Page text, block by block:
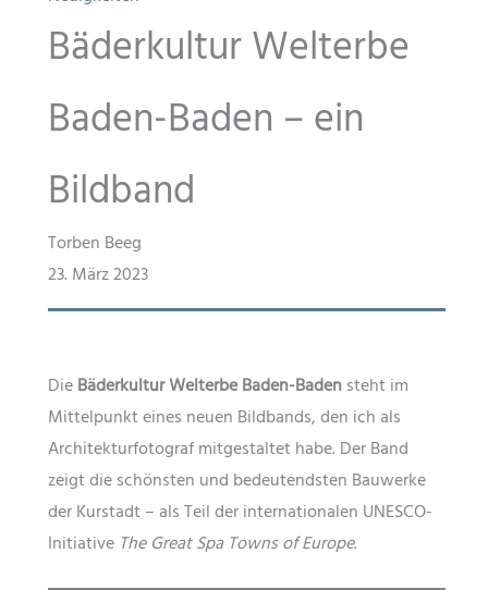
Bäderkultur Welterbe
Baden-Baden – ein
Bildband
Torben Beeg
23. März 2023
DieBäderkultur Welterbe Baden-Badensteht im
Mittelpunkt eines neuen Bildbands, den ich als
Architekturfotograf mitgestaltet habe. Der Band
zeigt die schönsten und bedeutendsten Bauwerke
der Kurstadt – als Teil der internationalen UNESCO-
Initiative The Great Spa Towns of Europe.